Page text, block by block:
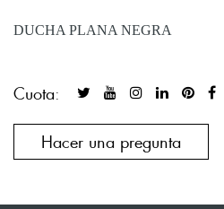
DUCHA PLANA NEGRA
Cuota:
Hacer una pregunta